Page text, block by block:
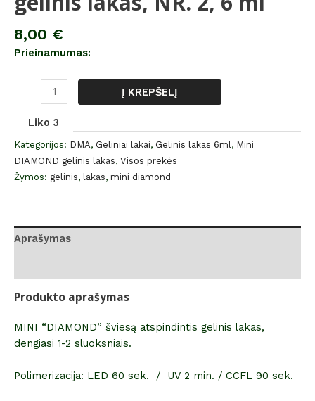
8,00 €
Prieinamumas:
Į KREPŠELĮ
Liko 3
Kategorijos: DMA, Geliniai lakai, Gelinis lakas 6ml , Mini
DIAMOND gelinis lakas, Visos prekės
Žymos: gelinis, lakas, mini diamond
Aprašymas
Produkto aprašymas
MINI “DIAMOND” šviesą atspindintis gelinis lakas,
dengiasi 1-2 sluoksniais.
Polimerizacija: LED 60 sek. / UV 2 min. / CCFL 90 sek.